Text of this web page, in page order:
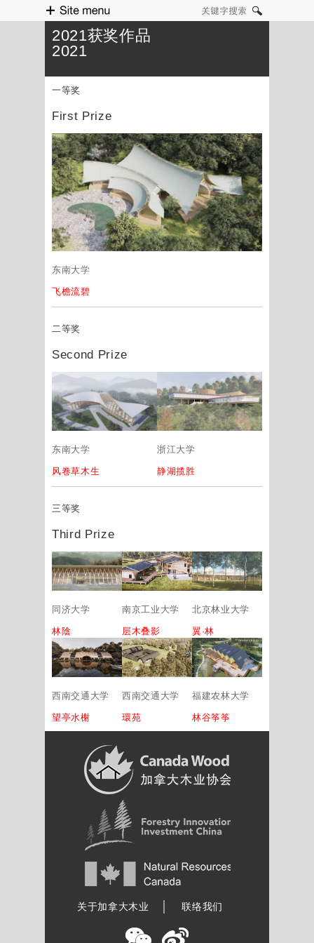
Site menu
2021获奖作品
2021
一等奖
First Prize
东南大学
飞檐流碧
二等奖
Second Prize
东南大学
风卷草木生
浙江大学
静湖揽胜
三等奖
Third Prize
同济大学
林陰
南京工业大学
层木叠影
北京林业大学
翼·林
西南交通大学
望亭水榭
西南交通大学
環苑
福建农林大学
林谷筝筝
关于加拿大木业 联络我们